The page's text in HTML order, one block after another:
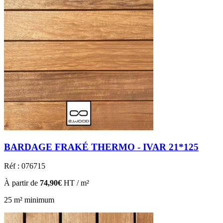
BARDAGE FRAKÉ THERMO - IVAR 21*125
Réf : 076715
À partir de 74,90€ HT / m²
25 m² minimum